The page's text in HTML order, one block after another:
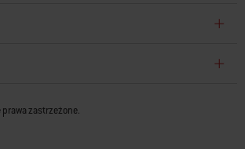
zastrzeżone.